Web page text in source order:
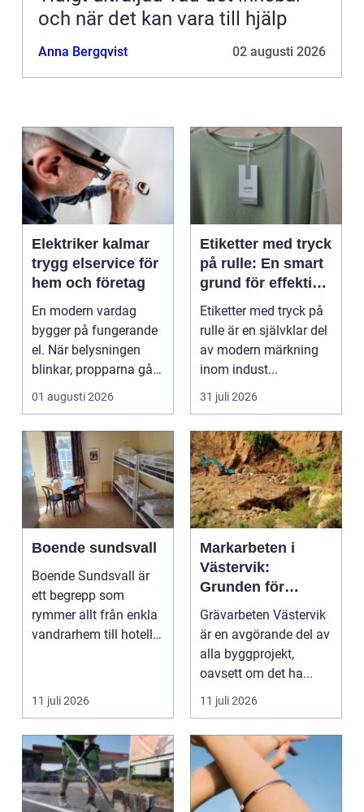
och när det kan vara till hjälp
Anna Bergqvist 02 augusti 2026
Elektriker kalmar
trygg elservice för
hem och företag
En modern vardag
bygger på fungerande
el. När belysningen
blinkar, propparna går
eller en ny laddbox...
01 augusti 2026
Etiketter med tryck
på rulle: En smart
grund för effektiv
märkning
Etiketter med tryck på
rulle är en självklar del
av modern märkning
inom indust...
31 juli 2026
Boende sundsvall
Boende Sundsvall är
ett begrepp som
rymmer allt från enkla
vandrarhem till hotell
11 juli 2026
Markarbeten i
Västervik:
Grunden för
hållbara
byggprojekt
Grävarbeten Västervik
är en avgörande del av
alla byggprojekt,
oavsett om det ha...
11 juli 2026